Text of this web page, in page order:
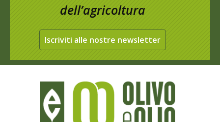
dell’agricoltura
Iscriviti alle nostre newsletter